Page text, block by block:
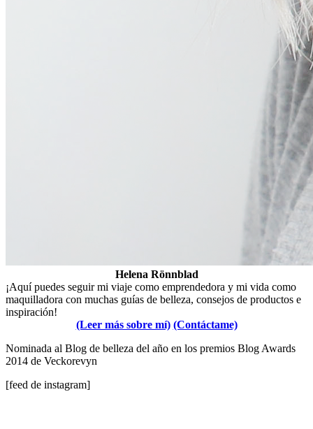
Helena Rönnblad
¡Aquí puedes seguir mi viaje como emprendedora y mi vida como
maquilladora con muchas guías de belleza, consejos de productos e
inspiración!
(Leer más sobre mí) (Contáctame)
Nominada al Blog de belleza del año en los premios Blog Awards
2014 de Veckorevyn
[feed de instagram]